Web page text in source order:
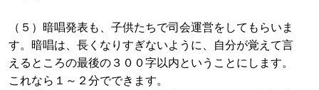
（５）暗唱発表も、子供たちで司会運営をしてもらいま
す。暗唱は、長くなりすぎないように、自分が覚えて言
えるところの最後の３００字以内ということにします。
これなら１～２分でできます。